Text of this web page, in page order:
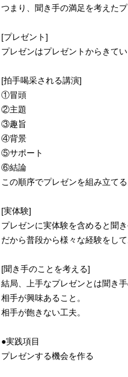
つまり、聞き手の満足を考えたプ
[プレゼント]
プレゼンはプレゼントからきてい
[拍手喝采される講演]
①冒頭
②主題
③趣旨
④背景
⑤サポート
⑥結論
この順序でプレゼンを組み立てる
[実体験]
プレゼンに実体験を含めると聞き
だから普段から様々な経験をして
[聞き手のことを考える]
結局、上手なプレゼンとは聞き
相手が興味あること。
相手が飽きない工夫。
●実践項目
プレゼンする機会を作る